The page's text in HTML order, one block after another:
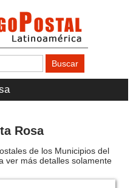
Rosa
de los Municipios del
ver más detalles solamente